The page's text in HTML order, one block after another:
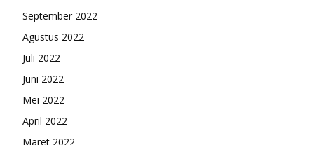
September 2022
Agustus 2022
Juli 2022
Juni 2022
Mei 2022
April 2022
Maret 2022